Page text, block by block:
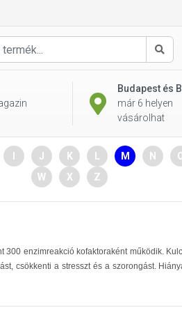
Budapest és
már 6 helyen
vásárolhat
J K M N
W
X Z
enzimreakció kofaktoraként működik.
csökkenti a stresszt és a szorongást.